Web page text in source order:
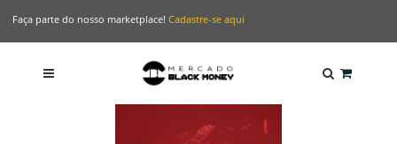
Faça parte do nosso marketplace! Cadastre-se aqui